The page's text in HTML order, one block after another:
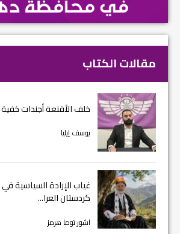
مقالات الكتاب
خلف الأقنعة أجندات
يوسف إيليا
غياب الإرادة السياسية
كردستان العرا...
اشور توما هرمز